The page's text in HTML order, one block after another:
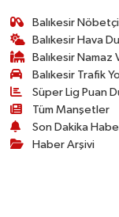
Balıkesir
Balıkesir Hava
Balıkesir Namaz
Balıkesir Trafik
Süper Lig Puan
Tüm Manşetler
Son Dakika
Haber Arşivi